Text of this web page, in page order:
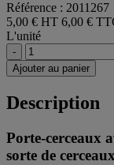
Référence : 2011267
5,00 € HT 6,00 €
L'unité
-
Ajouter au panier
Description
Porte-cerceaux
sorte de